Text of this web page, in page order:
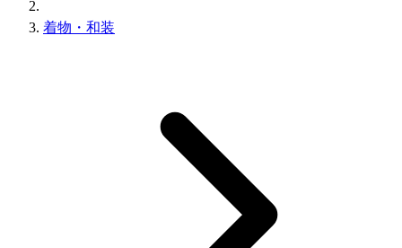
着物・和装